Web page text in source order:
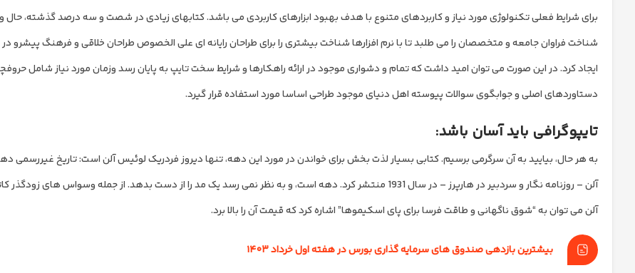
برای شرایط فعلی تکنولوژی مورد نیاز و کاربردهای متنوع با هدف بهبود ابزارهای کاربردی می باشد. کتابهای زیادی در شصت و سه درصد گذشته، حال و
شناخت فراوان جامعه و متخصصان را می طلبد تا با نرم افزارها شناخت بیشتری را برای طراحان رایانه ای علی الخصوص طراحان خلاقی و فرهنگ پیشرو
ایجاد کرد. در این صورت می توان امید داشت که تمام و دشواری موجود در ارائه راهکارها و شرایط سخت تایپ به پایان رسد وزمان مورد نیاز شامل
دستاوردهای اصلی و جوابگوی سوالات پیوسته اهل دنیای موجود طراحی اساسا مورد استفاده قرار گیرد.
تایپوگرافی باید آسان باشد:
آلن – روزنامه نگار و سردبیر در هارپرز – در سال 1931 منتشر کرد. دهه است، و به نظر نمی رسد یک مد را از دست بدهد. از جمله وسواس های
آلن می توان به “شوق ناگهانی و طاقت فرسا برای پای اسکیموها” اشاره کرد که قیمت آن را بالا برد.
بیشترین بازدهی صندوق های سرمایه گذاری بورس در هفته اول خرداد ۱۴۰۳